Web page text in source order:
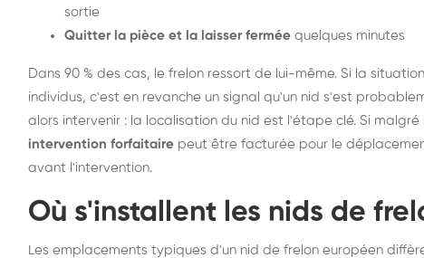
sortie
Quitter la pièce et la laisser fermée quelques minutes
Dans 90 % des cas, le frelon ressort de lui-même. Si la
individus, c'est en revanche un signal qu'un nid s'est
alors intervenir : la localisation du nid est l'étape clé. Si
intervention forfaitaire peut être facturée pour le
avant l'intervention.
Où s'installent les nids de
Les emplacements typiques d'un nid de frelon européen